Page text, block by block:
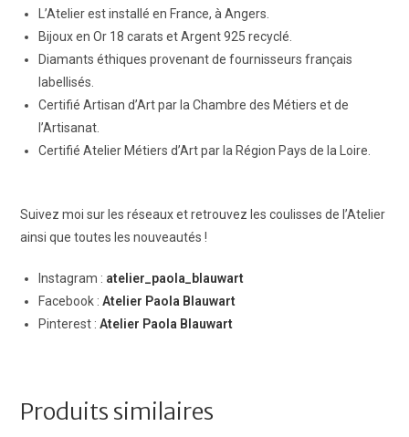
L’Atelier est installé en France, à Angers.
Bijoux en Or 18 carats et Argent 925 recyclé.
Diamants éthiques provenant de fournisseurs français
labellisés.
Certifié Artisan d’Art par la Chambre des Métiers et de
l’Artisanat.
Certifié Atelier Métiers d’Art par la Région Pays de la Loire.
Suivez moi sur les réseaux et retrouvez les coulisses de l’Atelier
ainsi que toutes les nouveautés !
Instagram : atelier_paola_blauwart
Facebook :Atelier Paola Blauwart
Pinterest :Atelier Paola Blauwart
Produits similaires